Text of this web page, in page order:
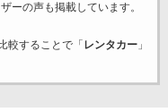
ーの声も掲載しています。
較することで「 レンタカー」